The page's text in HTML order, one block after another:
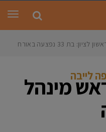
פגיעת רכב בראשון לציון: בת 33 נפצעה באורח
לייבהמינהל